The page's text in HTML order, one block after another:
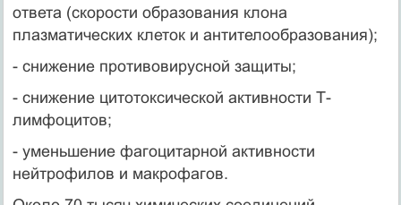
ответа (скорости образования клона
плазматических клеток и антителообразования);
- снижение противовирусной защиты;
- снижение цитотоксической активности Т-
лимфоцитов;
- уменьшение фагоцитарной активности
нейтрофилов и макрофагов.